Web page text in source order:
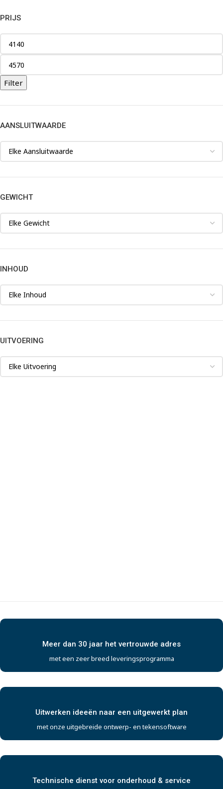
PRIJS
Filter
AANSLUITWAARDE
GEWICHT
INHOUD
UITVOERING
Meer dan 30 jaar het vertrouwde adres
met een zeer breed leveringsprogramma
Uitwerken ideeën naar een uitgewerkt plan
met onze uitgebreide ontwerp- en tekensoftware
Technische dienst voor onderhoud & service